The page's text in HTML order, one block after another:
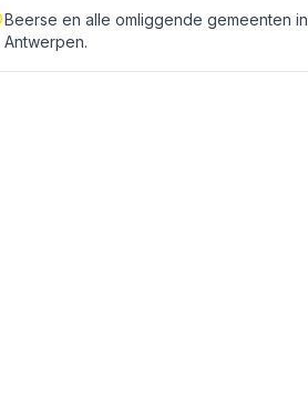
Beerse en alle omliggende gemeenten in
Antwerpen.